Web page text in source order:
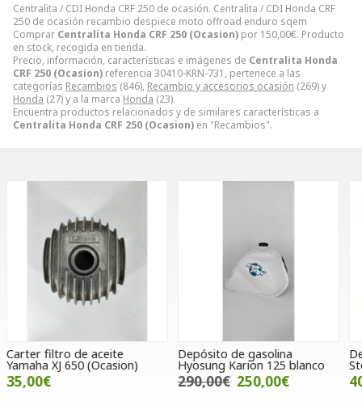
Centralita / CDI Honda CRF 250 de ocasión. Centralita / CDI Honda CRF
250 de ocasión recambio despiece moto offroad enduro sqem
Comprar Centralita Honda CRF 250 (Ocasion) por 150,00€. Producto
en stock, recogida en tienda.
Precio, información, características e imágenes de Centralita Honda
CRF 250 (Ocasion) referencia 30410-KRN-731, pertenece a las
categorías Recambios (846), Recambio y accesorios ocasión (269) y
Honda (27) y a la marca Honda (23).
Encuentra productos relacionados y de similares características a
Centralita Honda CRF 250 (Ocasion) en "Recambios".
Depósito de gasolina
Hyosung Karion 125 blanco
290,00€
Depósito de gasolina Wottan
Storm 125 (OCASION)
40,00€